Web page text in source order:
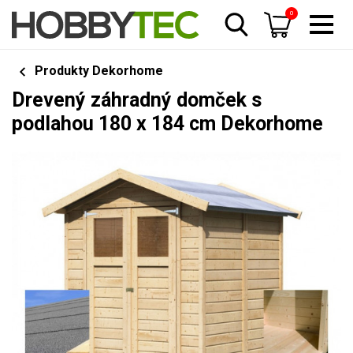
0
Produkty Dekorhome
Drevený záhradný domček s
podlahou 180 x 184 cm Dekorhome